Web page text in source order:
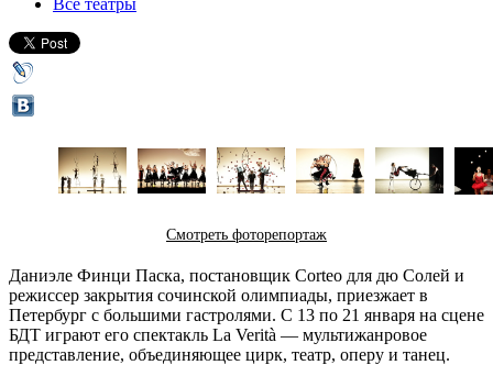
Смотреть фоторепортаж
Даниэле Финци Паска, постановщик Corteo для дю Солей и
режиссер закрытия сочинской олимпиады, приезжает в
Петербург с большими гастролями. С 13 по 21 января на сцене
БДТ играют его спектакль La Verità — мультижанровое
представление, объединяющее цирк, театр, оперу и танец.